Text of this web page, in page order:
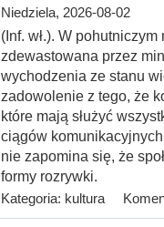
Niedziela, 2026-08-02
(Inf. wł.). W
zdewastowana przez
wychodzenia ze stanu
zadowolenie z tego, że
które mają służyć
ciągów
nie zapomina się, że
formy rozrywki.
Kategoria: kultura